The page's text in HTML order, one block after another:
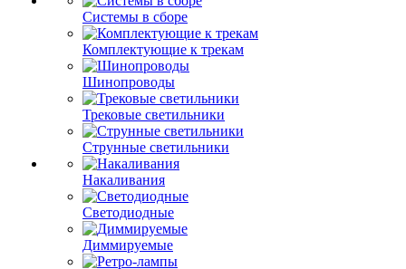
Системы в сборе
Комплектующие к трекам
Шинопроводы
Трековые светильники
Струнные светильники
Накаливания
Светодиодные
Диммируемые